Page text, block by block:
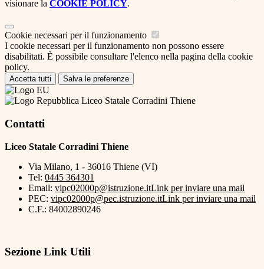
visionare la COOKIE POLICY.
Cookie necessari per il funzionamento
I cookie necessari per il funzionamento non possono essere
disabilitati. È possibile consultare l'elenco nella pagina della cookie
policy.
Accetta tutti Salva le preferenze
Liceo Statale Corradini Thiene
Contatti
Liceo Statale Corradini Thiene
Via Milano, 1 - 36016 Thiene (VI)
Tel: 0445 364301
Email: vipc02000p@istruzione.itLink per inviare una mail
PEC: vipc02000p@pec.istruzione.itLink per inviare una mail
C.F.: 84002890246
Sezione Link Utili